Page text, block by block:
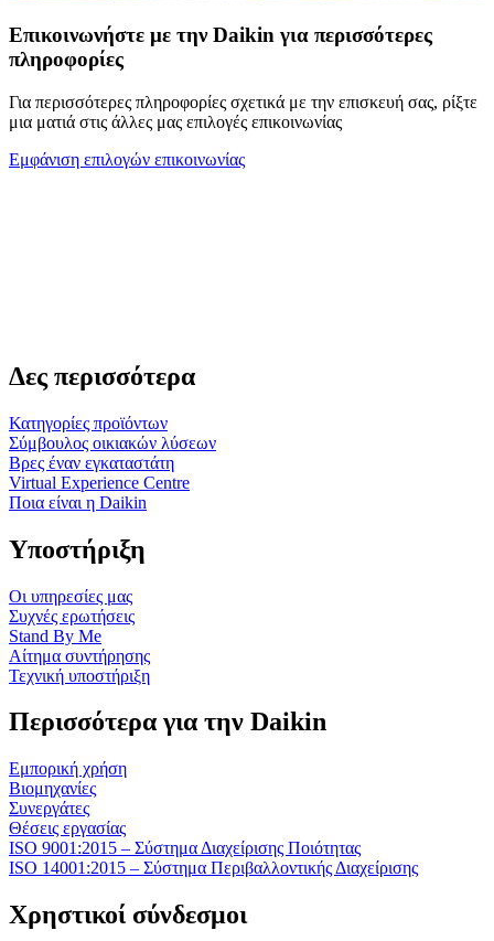
Επικοινωνήστε με την Daikin για περισσότερες
πληροφορίες
Για περισσότερες πληροφορίες σχετικά με την επισκευή σας, ρίξτε
μια ματιά στις άλλες μας επιλογές επικοινωνίας
Εμφάνιση επιλογών επικοινωνίας
Δες περισσότερα
Κατηγορίες προϊόντων
Σύμβουλος οικιακών λύσεων
Βρες έναν εγκαταστάτη
Virtual Experience Centre
Ποια είναι η Daikin
Υποστήριξη
Οι υπηρεσίες μας
Συχνές ερωτήσεις
Stand By Me
Αίτημα συντήρησης
Τεχνική υποστήριξη
Περισσότερα για την Daikin
Εμπορική χρήση
Βιομηχανίες
Συνεργάτες
Θέσεις εργασίας
ISO 9001:2015 – Σύστημα Διαχείρισης Ποιότητας
ISO 14001:2015 – Σύστημα Περιβαλλοντικής Διαχείρισης
Χρηστικοί σύνδεσμοι